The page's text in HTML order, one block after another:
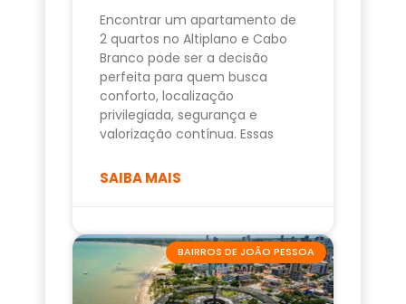
Encontrar um apartamento de
2 quartos no Altiplano e Cabo
Branco pode ser a decisão
perfeita para quem busca
conforto, localização
privilegiada, segurança e
valorização contínua. Essas
SAIBA MAIS
BAIRROS DE JOÃO PESSOA